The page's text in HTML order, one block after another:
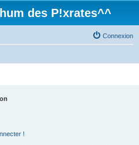
des P!xrates^^
Connexion
!